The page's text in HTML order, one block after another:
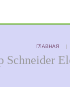
ГЛАВНАЯ |